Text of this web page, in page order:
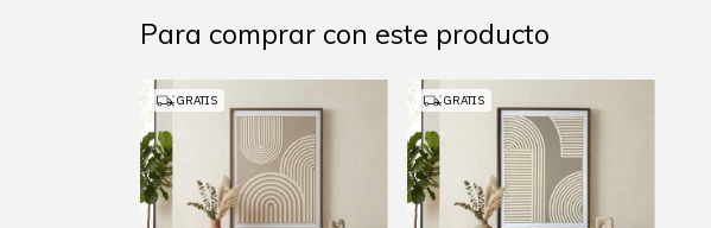
Para comprar con este producto
GRATIS GRATIS